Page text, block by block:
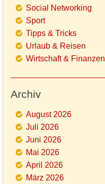
Social Networking
Sport
Tipps & Tricks
Urlaub & Reisen
Wirtschaft & Finanzen
Archiv
August 2026
Juli 2026
Juni 2026
Mai 2026
April 2026
März 2026